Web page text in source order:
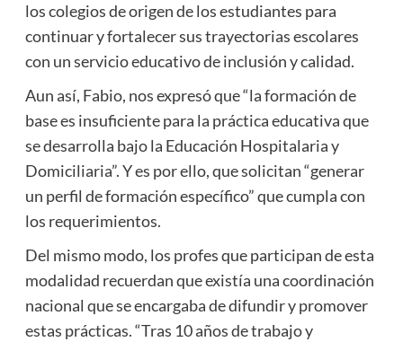
los colegios de origen de los estudiantes para
continuar y fortalecer sus trayectorias escolares
con un servicio educativo de inclusión y calidad.
Aun así, Fabio, nos expresó que “la formación de
base es insuficiente para la práctica educativa que
se desarrolla bajo la Educación Hospitalaria y
Domiciliaria”. Y es por ello, que solicitan “generar
un perfil de formación específico” que cumpla con
los requerimientos.
Del mismo modo, los profes que participan de esta
modalidad recuerdan que existía una coordinación
nacional que se encargaba de difundir y promover
estas prácticas. “Tras 10 años de trabajo y